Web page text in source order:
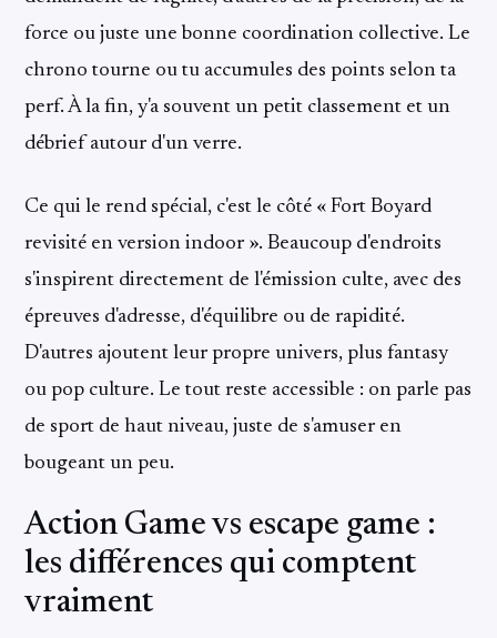
force ou juste une bonne coordination collective. Le
chrono tourne ou tu accumules des points selon ta
perf. À la fin, y'a souvent un petit classement et un
débrief autour d'un verre.
Ce qui le rend spécial, c'est le côté « Fort Boyard
revisité en version indoor ». Beaucoup d'endroits
s'inspirent directement de l'émission culte, avec des
épreuves d'adresse, d'équilibre ou de rapidité.
D'autres ajoutent leur propre univers, plus fantasy
ou pop culture. Le tout reste accessible : on parle pas
de sport de haut niveau, juste de s'amuser en
bougeant un peu.
Action Game vs escape game :
les différences qui comptent
vraiment